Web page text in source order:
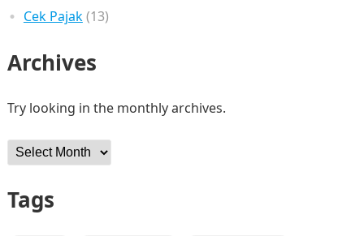
Cek Pajak(13)
Archives
Try looking in the monthly archives.
Archives
Tags